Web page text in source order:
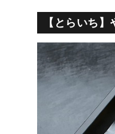
【とらいち